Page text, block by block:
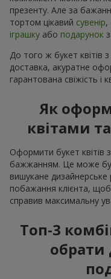
презенту. Але за
тортом цікавий сувенір,
іграшку або подарунок
До того ж букет квітів
доставка, акуратне
гарантована свіжість і
Як
квітами
Оформити букет
бажжанням. Це може
вишукане
побажання клієнта,
справив максимальну
Топ-3
обрати